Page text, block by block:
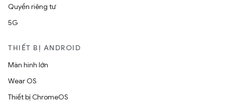
Quyền riêng tư
5G
THIẾT BỊ ANDROID
Màn hình lớn
Wear OS
Thiết bị ChromeOS